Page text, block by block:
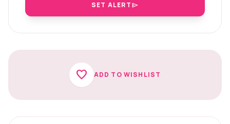
SET ALERTsend
favorite ADD TO WISHLIST